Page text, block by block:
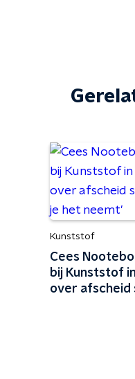
Kunststof
Cees
bij Kunststof
over afscheid